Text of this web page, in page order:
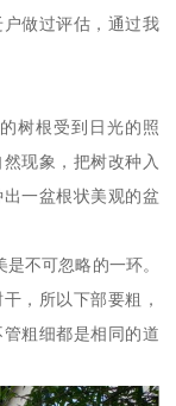
做过评估，通过我
树根受到日光的照
现象，把树改种入
一盆根状美观的盆
不可忽略的一环。
，所以下部要粗，
粗细都是相同的道